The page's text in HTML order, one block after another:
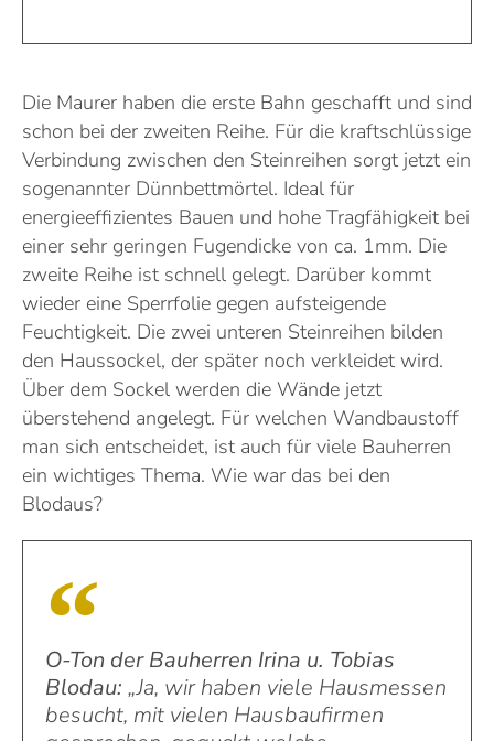
Die Maurer haben die erste Bahn geschafft und sind
schon bei der zweiten Reihe. Für die kraftschlüssige
Verbindung zwischen den Steinreihen sorgt jetzt ein
sogenannter Dünnbettmörtel. Ideal für
energieeffizientes Bauen und hohe Tragfähigkeit bei
einer sehr geringen Fugendicke von ca. 1mm. Die
zweite Reihe ist schnell gelegt. Darüber kommt
wieder eine Sperrfolie gegen aufsteigende
Feuchtigkeit. Die zwei unteren Steinreihen bilden
den Haussockel, der später noch verkleidet wird.
Über dem Sockel werden die Wände jetzt
überstehend angelegt. Für welchen Wandbaustoff
man sich entscheidet, ist auch für viele Bauherren
ein wichtiges Thema. Wie war das bei den
Blodaus?
O-Ton der Bauherren Irina u. Tobias
Blodau: „Ja, wir haben viele Hausmessen
besucht, mit vielen Hausbaufirmen